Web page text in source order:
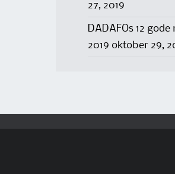
27, 2019
DADAFOs 12
2019 oktober 29,